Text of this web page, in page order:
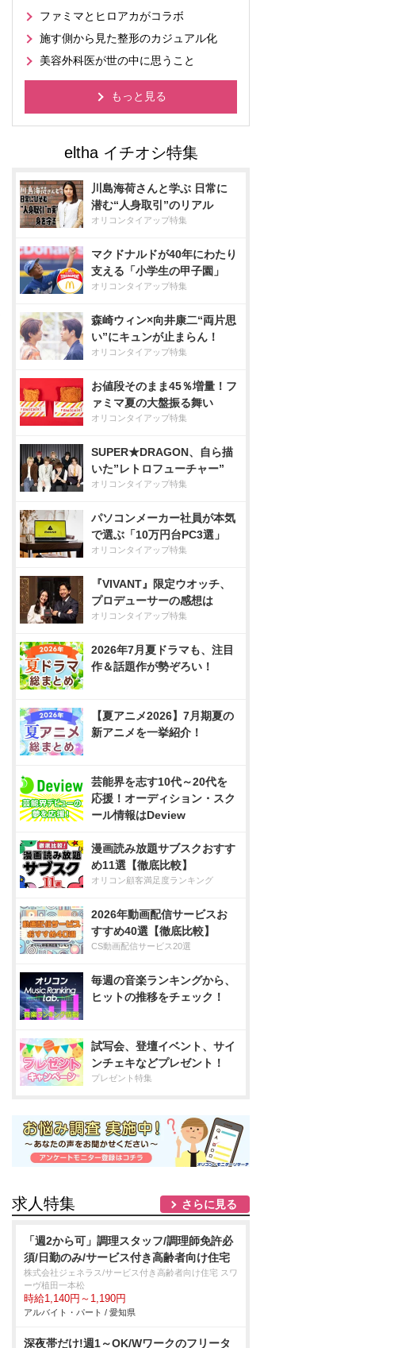
ファミマとヒロアカがコラボ
施す側から見た整形のカジュアル化
美容外科医が世の中に思うこと
もっと見る
川島海荷さんと学ぶ 日常に
潜む“人身取引”のリアル
オリコンタイアップ特集
マクドナルドが40年にわたり
支える「小学生の甲子園」
オリコンタイアップ特集
森崎ウィン×向井康二“両片思
い”にキュンが止まらん！
オリコンタイアップ特集
お値段そのまま45％増量！フ
ァミマ夏の大盤振る舞い
オリコンタイアップ特集
SUPER★DRAGON、自ら描
いた”レトロフューチャー”
オリコンタイアップ特集
パソコンメーカー社員が本気
で選ぶ「10万円台PC3選」
オリコンタイアップ特集
『VIVANT』限定ウオッチ、
プロデューサーの感想は
オリコンタイアップ特集
2026年7月夏ドラマも、注目
作＆話題作が勢ぞろい！
【夏アニメ2026】7月期夏の
新アニメを一挙紹介！
芸能界を志す10代～20代を
応援！オーディション・スク
ール情報はDeview
漫画読み放題サブスクおすす
め11選【徹底比較】
オリコン顧客満足度ランキング
2026年動画配信サービスお
すすめ40選【徹底比較】
CS動画配信サービス20選
毎週の音楽ランキングから、
ヒットの推移をチェック！
試写会、登壇イベント、サイ
ンチェキなどプレゼント！
プレゼント特集
求人特集 さらに見る
「週2から可」調理スタッフ/調理師免許必
須/日勤のみ/サービス付き高齢者向け住宅
株式会社ジェネラス/サービス付き高齢者向け住宅 スワ
ーヴ植田一本松
時給1,140円～1,190円
アルバイト・パート / 愛知県
深夜帯だけ!週1～OK/Wワークのフリータ